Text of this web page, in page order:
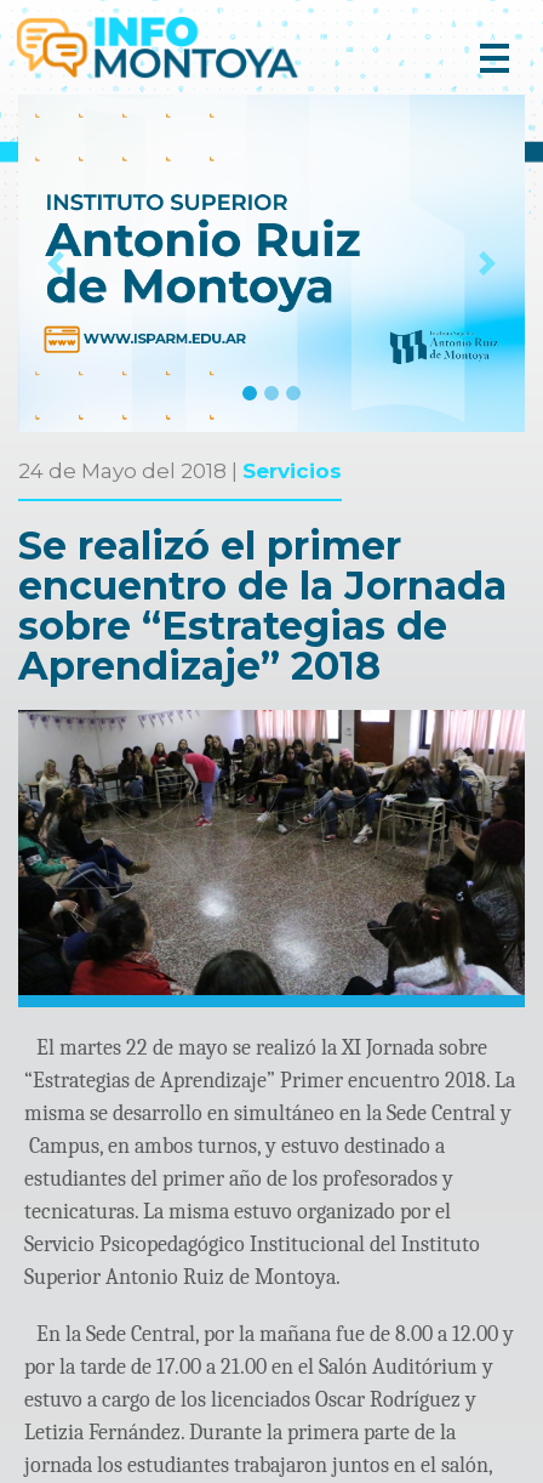
Previous Next
24 de Mayo del 2018 | Servicios
Se realizó el primer
encuentro de la Jornada
sobre “Estrategias de
Aprendizaje” 2018
El martes 22 de mayo se realizó la XI Jornada sobre
“Estrategias de Aprendizaje” Primer encuentro 2018. La
misma se desarrollo en simultáneo en la Sede Central y
Campus, en ambos turnos, y estuvo destinado a
estudiantes del primer año de los profesorados y
tecnicaturas. La misma estuvo organizado por el
Servicio Psicopedagógico Institucional del Instituto
Superior Antonio Ruiz de Montoya.
En la Sede Central, por la mañana fue de 8.00 a 12.00 y
por la tarde de 17.00 a 21.00 en el Salón Auditórium y
estuvo a cargo de los licenciados Oscar Rodríguez y
Letizia Fernández. Durante la primera parte de la
jornada los estudiantes trabajaron juntos en el salón,